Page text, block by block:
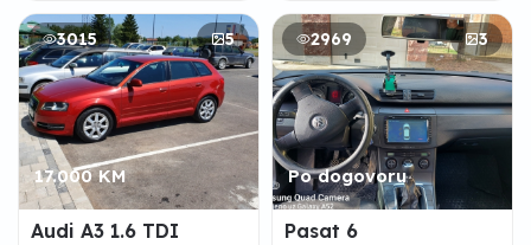
3015 5
17.000 KM
Audi A3 1.6 TDI
2969 3
Po dogovoru
Pasat 6